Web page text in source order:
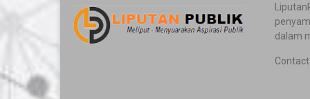
dalam